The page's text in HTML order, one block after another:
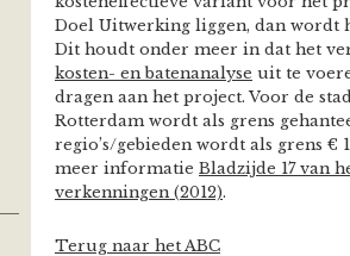
Doel Uitwerking liggen, dan wordt
Dit houdt onder meer in dat het
kosten- en batenanalyse uit te
dragen aan het project. Voor de
Rotterdam wordt als grens
regio’s/gebieden wordt als grens €
meer informatie Bladzijde 17 van
verkenningen (2012).
Terug naar het ABC